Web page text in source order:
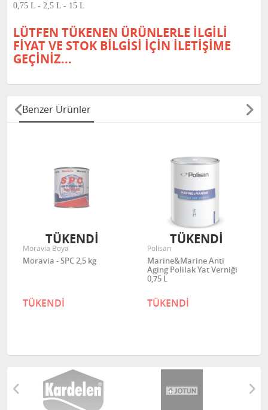
0,75 L - 2,5 L - 15 L
LÜTFEN TÜKENEN ÜRÜNLERLE İLGİLİ
FİYAT VE STOK BİLGİSİ İÇİN İLETİŞİME
GEÇİNİZ...
Benzer Ürünler
Moravia Boya
Moravia - SPC 2,5 kg
TÜKENDİ
TÜKENDİ
Polisan
Marine&Marine Anti
Aging Polilak Yat Verniği
0,75 L
TÜKENDİ
TÜKENDİ